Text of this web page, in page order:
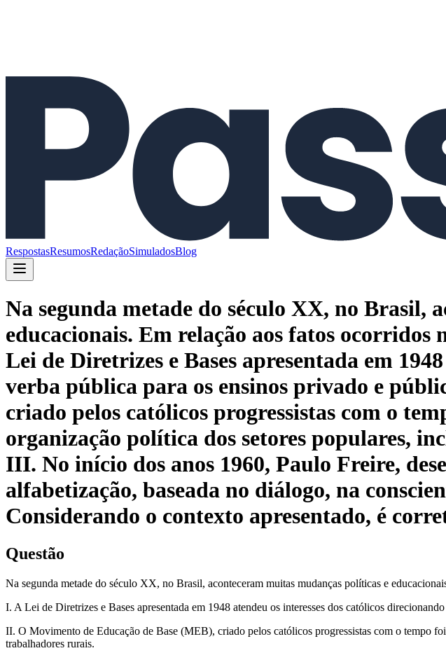
RespostasResumosRedaçãoSimuladosBlog
Na segunda metade do século XX, no Brasil,
educacionais. Em relação aos fatos ocorridos
Lei de Diretrizes e Bases apresentada em
verba pública para os ensinos privado e
criado pelos católicos progressistas com o
organização política dos setores populares,
III. No início dos anos 1960, Paulo Freire,
alfabetização, baseada no diálogo, na
Considerando o contexto apresentado, é
Questão
Na segunda metade do século XX, no Brasil, aconteceram muitas mudanças políticas e
I. A Lei de Diretrizes e Bases apresentada em 1948 atendeu os interesses dos católicos
II. O Movimento de Educação de Base (MEB), criado pelos católicos progressistas com o tempo
trabalhadores rurais.